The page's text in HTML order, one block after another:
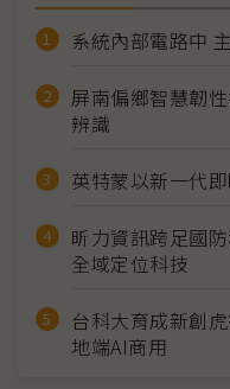
系統內部電路中
屏南偏鄉智慧韌
辨識
英特蒙以新一代
昕力資訊跨足國
全域定位科技
台科大育成新創
地端AI商用